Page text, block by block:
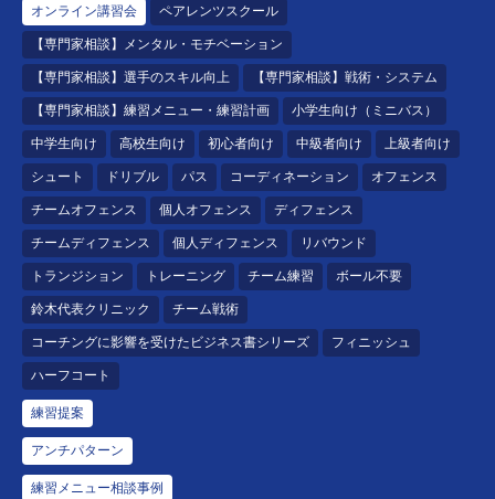
オンライン講習会 ペアレンツスクール
【専門家相談】メンタル・モチベーション
【専門家相談】選手のスキル向上 【専門家相談】戦術・システム
【専門家相談】練習メニュー・練習計画 小学生向け（ミニバス）
中学生向け 高校生向け 初心者向け 中級者向け 上級者向け
シュート ドリブル パス コーディネーション オフェンス
チームオフェンス 個人オフェンス ディフェンス
チームディフェンス 個人ディフェンス リバウンド
トランジション トレーニング チーム練習 ボール不要
鈴木代表クリニック チーム戦術
コーチングに影響を受けたビジネス書シリーズ フィニッシュ
ハーフコート
練習提案
アンチパターン
練習メニュー相談事例